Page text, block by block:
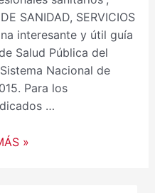
SANIDAD, SERVICIOS
interesante y útil guía
Salud Pública del
Nacional de
Para los
…
»